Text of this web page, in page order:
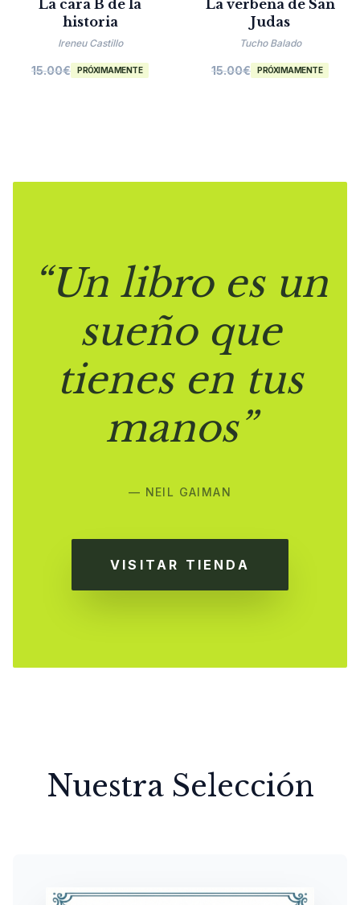
La cara B de la
historia
Ireneu Castillo
15.00€ PRÓXIMAMENTE
La verbena de San
Judas
Tucho Balado
15.00€ PRÓXIMAMENTE
“Un libro es un
sueño que
tienes en tus
manos”
— NEIL GAIMAN
VISITAR TIENDA
Nuestra Selección